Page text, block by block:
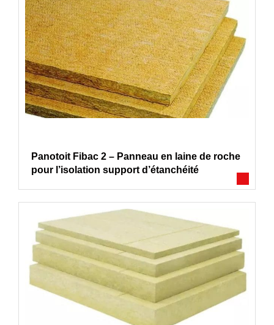
Panotoit Fibac 2 – Panneau en laine de roche
pour l’isolation support d’étanchéité